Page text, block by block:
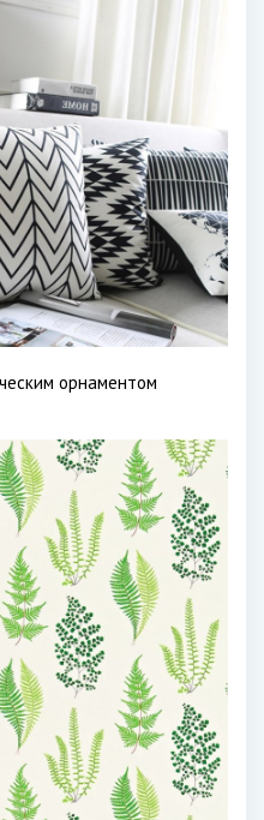
орнаментом